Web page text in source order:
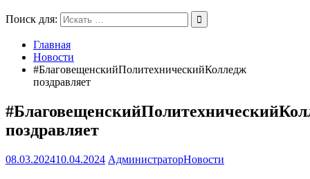
Поиск для:
Главная
Новости
#БлаговещенскийПолитехническийКолледж
поздравляет
поздравляет
08.03.202410.04.2024 АдминистраторНовости